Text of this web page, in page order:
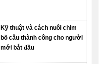
Kỹ thuật và cách nuôi chim
bồ câu thành công cho người
mới bắt đầu